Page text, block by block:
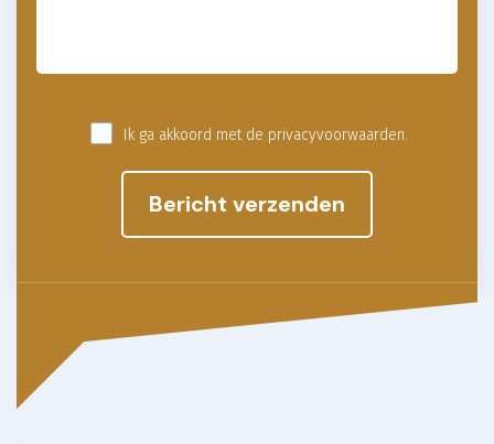
Ik ga akkoord met de privacyvoorwaarden.